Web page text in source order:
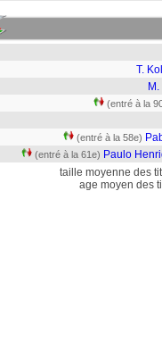
T.
(entré à la
(entré à la 58e)
(entré à la 61e) Paulo
taille moyenne des
age moyen des